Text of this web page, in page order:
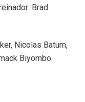
Brad
Nicolas Batum,
Biyombo.